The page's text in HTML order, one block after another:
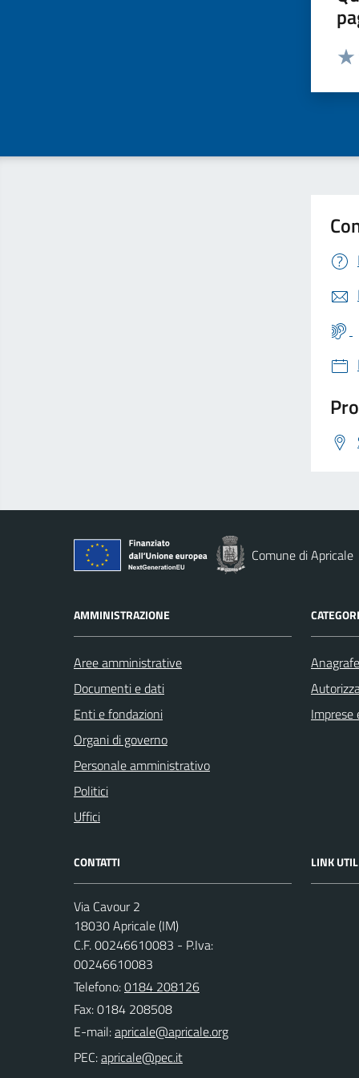
Comune di Apricale
AMMINISTRAZIONE
Aree amministrative
Documenti e dati
Enti e fondazioni
Organi di governo
Personale amministrativo
Politici
Uffici
Imprese
CONTATTI
Via Cavour 2
18030 Apricale (IM)
C.F. 00246610083 - P.Iva:
00246610083
Telefono:0184 208126
Fax: 0184 208508
E-mail:
PEC:
LINK